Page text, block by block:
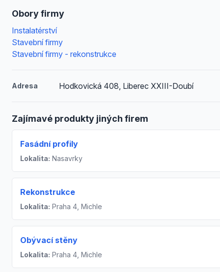
Obory firmy
Instalatérství
Stavební firmy
Stavební firmy - rekonstrukce
Adresa Hodkovická 408, Liberec XXIII-Doubí
Zajímavé produkty jiných firem
Fasádní profily
Lokalita: Nasavrky
Rekonstrukce
Lokalita: Praha 4, Michle
Obývací stěny
Lokalita: Praha 4, Michle